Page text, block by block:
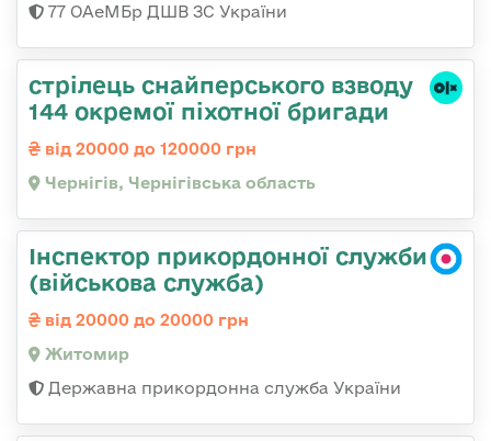
77 ОАеМБр ДШВ ЗС України
стрілець снайперського взводу
144 окремої піхотної бригади
від 20000 до 120000 грн
Чернігів, Чернігівська область
Інспектор прикордонної служби
(військова служба)
від 20000 до 20000 грн
Житомир
Державна прикордонна служба України